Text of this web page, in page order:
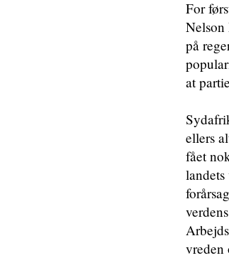
For
på
at
ellers
fået
vreden